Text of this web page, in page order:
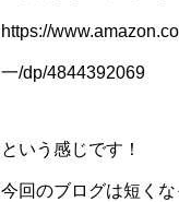
https://
一/dp/4844392069
という感じです！
今回のブログは短く